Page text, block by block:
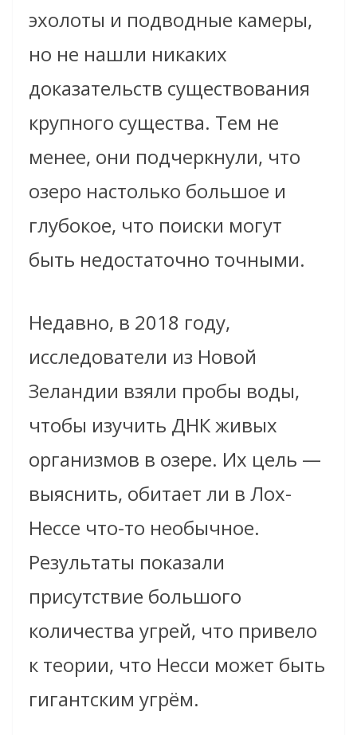
эхолоты и подводные камеры,
но не нашли никаких
доказательств существования
крупного существа. Тем не
менее, они подчеркнули, что
озеро настолько большое и
глубокое, что поиски могут
быть недостаточно точными.
Недавно, в 2018 году,
исследователи из Новой
Зеландии взяли пробы воды,
чтобы изучить ДНК живых
организмов в озере. Их цель —
выяснить, обитает ли в Лох-
Нессе что-то необычное.
Результаты показали
присутствие большого
количества угрей, что привело
к теории, что Несси может быть
гигантским угрём.